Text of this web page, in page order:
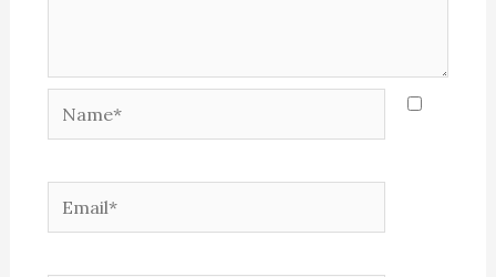
Name*
Email*